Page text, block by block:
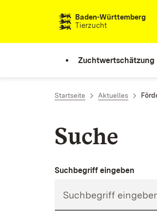
Zum Inhalt springenBaden-Württemberg
Tierzucht
Zuchtwertschätzung
Startseite Aktuelles
Suche
Suchbegriff eingeben